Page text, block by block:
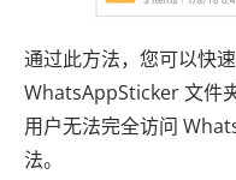
通过此方法，您可以快
WhatsAppSticker 文件
用户无法完全访问
法。